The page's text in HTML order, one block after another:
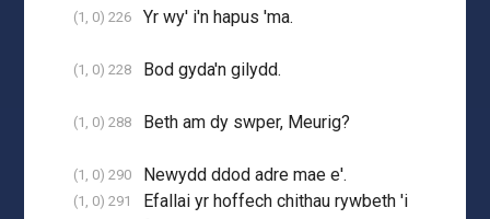
(1, 0) 226 Yr wy' i'n hapus 'ma.
(1, 0) 228 Bod gyda'n gilydd.
(1, 0) 288 Beth am dy swper, Meurig?
(1, 0) 290 Newydd ddod adre mae e'.
(1, 0) 291
Efallai yr hoffech chithau rywbeth 'i